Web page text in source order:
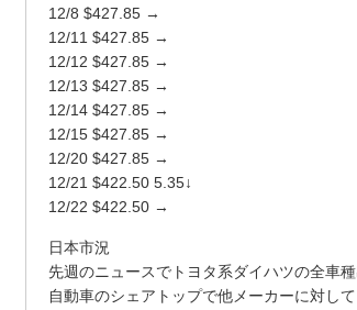
12/8 $427.85 →
12/11 $427.85 →
12/12 $427.85 →
12/13 $427.85 →
12/14 $427.85 →
12/15 $427.85 →
12/20 $427.85 →
12/21 $422.50 5.35↓
12/22 $422.50 →
日本市況
先週のニュースでトヨタ系ダイハツの全車
自動車のシェアトップで他メーカーに対し